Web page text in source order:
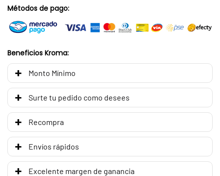
Métodos de pago:
Beneficios Kroma:
Monto Mínimo
Surte tu pedido como desees
Recompra
Envíos rápidos
Excelente margen de ganancia